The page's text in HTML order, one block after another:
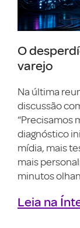
O
varejo
Na última
discussão
“Precisamos
diagnóstico
mídia, mais
mais
minutos
Leia na